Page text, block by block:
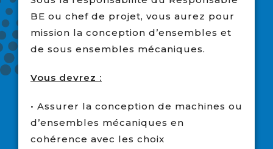
BE ou chef de projet, vous aurez pour
mission la conception d’ensembles et
de sous ensembles mécaniques.
Vous devrez :
• Assurer la conception de machines ou
d’ensembles mécaniques en
cohérence avec les choix